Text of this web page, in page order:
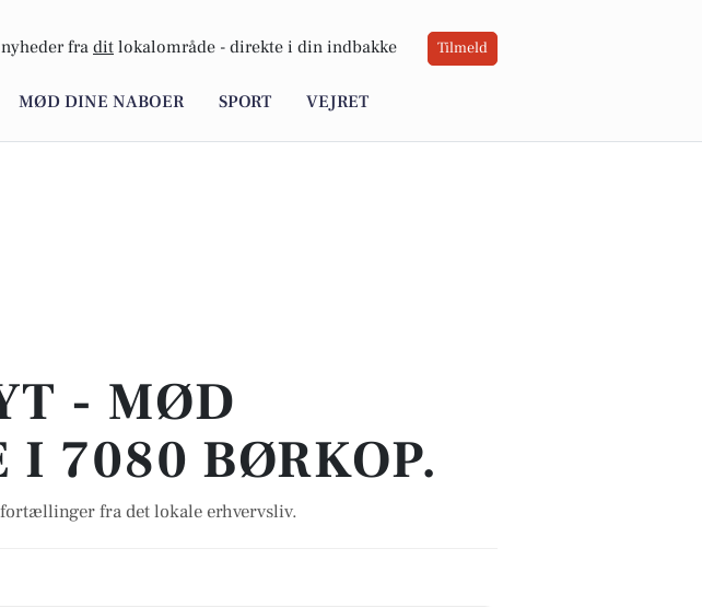
fra dit lokalområde - direkte i din indbakke Tilmeld
MØD DINE NABOER SPORT VEJRET
- MØD
I 7080 BØRKOP.
fra det lokale erhvervsliv.